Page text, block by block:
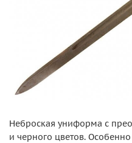
Неброская униформа с
и черного цветов.